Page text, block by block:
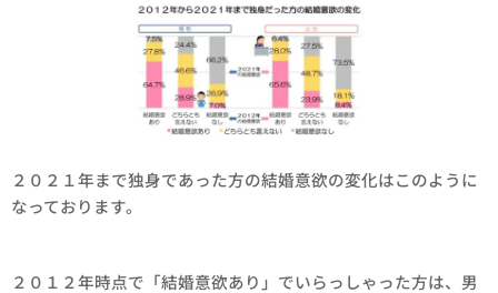
２０２１年まで独身であった方の結婚意欲の変化はこのように
なっております。
２０１２年時点で「結婚意欲あり」でいらっしゃった方は、男